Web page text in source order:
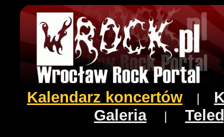
Kalendarz koncertów
Galeria|